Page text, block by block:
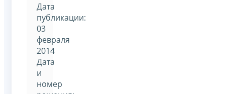
Дата
публикации:
03
февраля
2014
Дата
и
номер